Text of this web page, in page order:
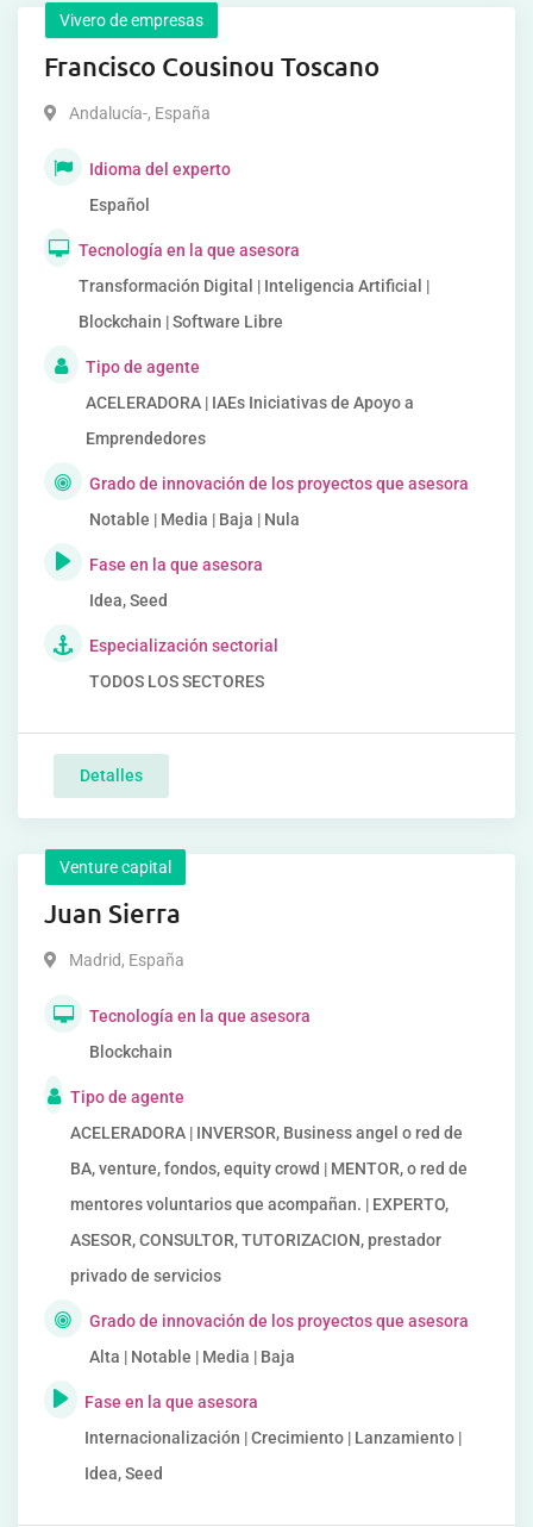
Vivero de empresas
Francisco Cousinou Toscano
Andalucía-, España
Idioma del experto
Español
Tecnología en la que asesora
Transformación Digital | Inteligencia Artificial |
Blockchain | Software Libre
Tipo de agente
ACELERADORA | IAEs Iniciativas de Apoyo a
Emprendedores
Grado de innovación de los proyectos que asesora
Notable | Media | Baja | Nula
Fase en la que asesora
Idea, Seed
Especialización sectorial
TODOS LOS SECTORES
Detalles
Venture capital
Juan Sierra
Madrid, España
Tecnología en la que asesora
Blockchain
Tipo de agente
ACELERADORA | INVERSOR, Business angel o red de
BA, venture, fondos, equity crowd | MENTOR, o red de
mentores voluntarios que acompañan. | EXPERTO,
ASESOR, CONSULTOR, TUTORIZACION, prestador
privado de servicios
Grado de innovación de los proyectos que asesora
Alta | Notable | Media | Baja
Fase en la que asesora
Internacionalización | Crecimiento | Lanzamiento |
Idea, Seed